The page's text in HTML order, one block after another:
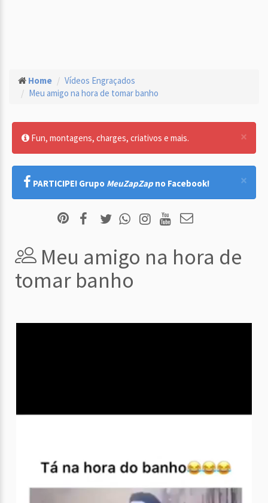
Home
Vídeos Engraçados
Meu amigo na hora de tomar banho
×
Fun, montagens, charges, criativos e mais.
×
PARTICIPE! Grupo MeuZapZap no Facebook!
Meu amigo na hora de
tomar banho